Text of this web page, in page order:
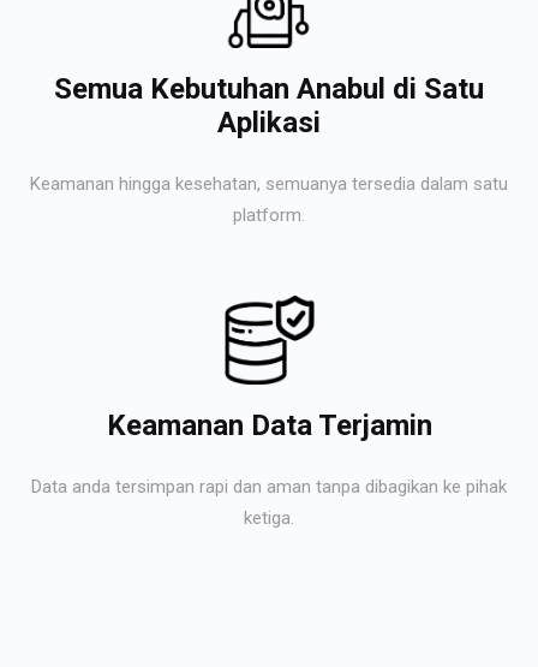
Semua Kebutuhan Anabul di Satu
Aplikasi
Keamanan hingga kesehatan, semuanya tersedia dalam satu
platform.
Keamanan Data Terjamin
Data anda tersimpan rapi dan aman tanpa dibagikan ke pihak
ketiga.